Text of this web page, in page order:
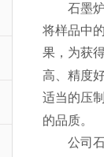
石墨
将样品中
果，为获
高、精度
适当的压
的品质。
公司